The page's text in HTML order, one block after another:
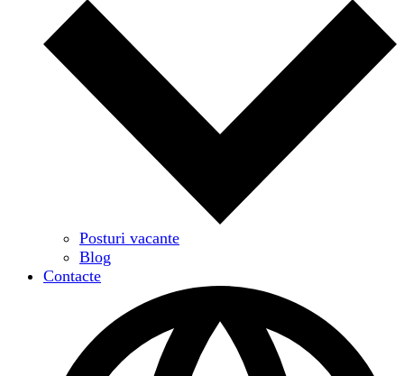
Posturi vacante
Blog
Contacte